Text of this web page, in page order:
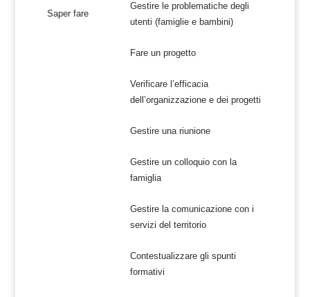
Saper fare
Gestire le problematiche degli
utenti (famiglie e bambini)
Fare un progetto
Verificare l’efficacia
dell’organizzazione e dei progetti
Gestire una riunione
Gestire un colloquio con la
famiglia
Gestire la comunicazione con i
servizi del territorio
Contestualizzare gli spunti
formativi